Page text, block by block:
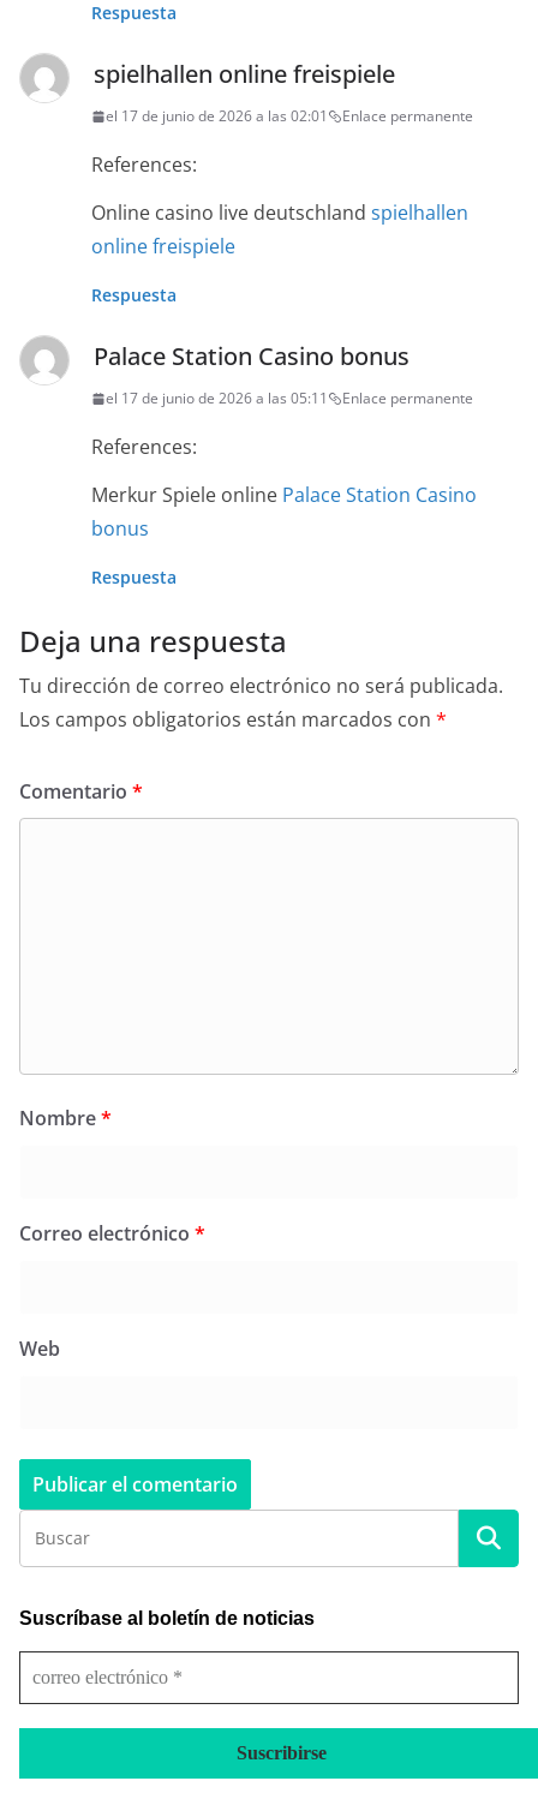
Respuesta
spielhallen online freispiele
el 17 de junio de 2026 a las 02:01 Enlace permanente
References:
Online casino live deutschland spielhallen
online freispiele
Respuesta
Palace Station Casino bonus
el 17 de junio de 2026 a las 05:11 Enlace permanente
References:
Merkur Spiele online Palace Station Casino
bonus
Respuesta
Deja una respuesta
Tu dirección de correo electrónico no será publicada.
Los campos obligatorios están marcados con *
Comentario *
Nombre*
Correo electrónico *
Web
Suscríbase al boletín de noticias